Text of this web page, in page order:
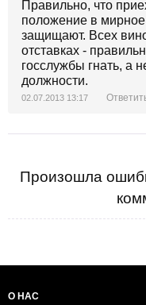
Правильно, что
положение в
защищают. Всех
отставках -
госслужбы гнать, а
должности.
02.07.2013 13:17
Произошла
О НАС